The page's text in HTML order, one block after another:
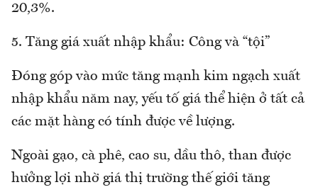
20,3%.
5. Tăng giá xuất nhập khẩu: Công và “tội”
Đóng góp vào mức tăng mạnh kim ngạch xuất
nhập khẩu năm nay, yếu tố giá thể hiện ở tất cả
các mặt hàng có tính được về lượng.
Ngoài gạo, cà phê, cao su, dầu thô, than được
hưởng lợi nhờ giá thị trường thế giới tăng